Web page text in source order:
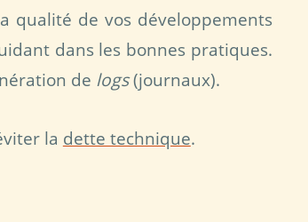
qualité de vos développements
dans les bonnes pratiques.
de logs(journaux).
la dette technique.